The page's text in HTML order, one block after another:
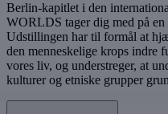
Berlin-kapitlet i den
WORLDS tager dig med på en
Udstillingen har til formål at
den menneskelige krops indre
vores liv, og understreger, at
kulturer og etniske grupper